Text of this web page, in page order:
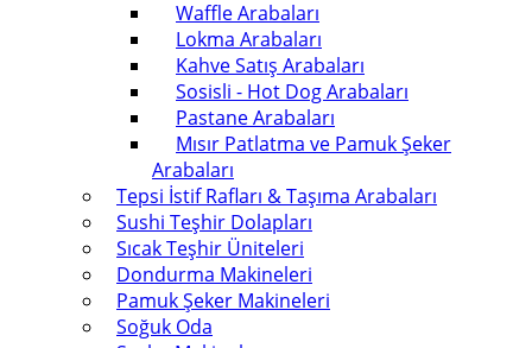
Waffle Arabaları
Lokma Arabaları
Kahve Satış Arabaları
Sosisli - Hot Dog Arabaları
Pastane Arabaları
Mısır Patlatma ve Pamuk Şeker
Arabaları
Tepsi İstif Rafları & Taşıma Arabaları
Sushi Teşhir Dolapları
Sıcak Teşhir Üniteleri
Dondurma Makineleri
Pamuk Şeker Makineleri
Soğuk Oda